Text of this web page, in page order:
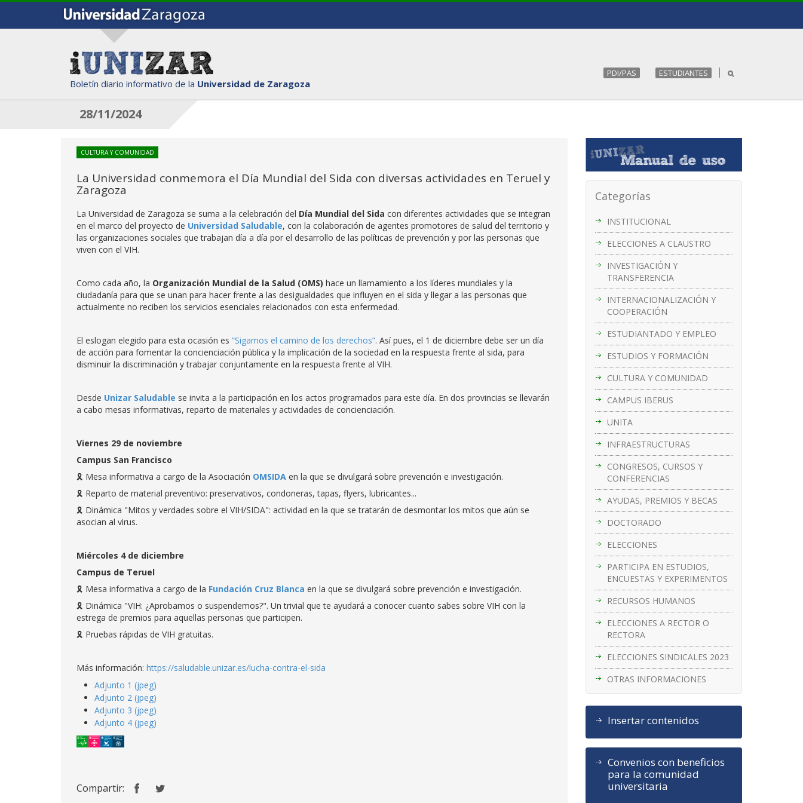
Boletín diario informativo de la Universidad de Zaragoza
PDI/PAS ESTUDIANTES
28/11/2024
Categorías
INSTITUCIONAL
ELECCIONES A CLAUSTRO
INVESTIGACIÓN Y
TRANSFERENCIA
INTERNACIONALIZACIÓN Y
COOPERACIÓN
ESTUDIANTADO Y EMPLEO
ESTUDIOS Y FORMACIÓN
CULTURA Y COMUNIDAD
CAMPUS IBERUS
UNITA
INFRAESTRUCTURAS
CONGRESOS, CURSOS Y
CONFERENCIAS
AYUDAS, PREMIOS Y BECAS
DOCTORADO
ELECCIONES
PARTICIPA EN ESTUDIOS,
ENCUESTAS Y EXPERIMENTOS
RECURSOS HUMANOS
ELECCIONES A RECTOR O
RECTORA
ELECCIONES SINDICALES 2023
OTRAS INFORMACIONES
Insertar contenidos
Convenios con beneficios
para la comunidad
universitaria
CULTURA Y COMUNIDAD
La Universidad conmemora el Día Mundial del Sida con diversas actividades en Teruel y
Zaragoza
La Universidad de Zaragoza se suma a la celebración del Día Mundial del Sida con diferentes actividades que se integran
en el marco del proyecto de Universidad Saludable, con la colaboración de agentes promotores de salud del territorio y
las organizaciones sociales que trabajan día a día por el desarrollo de las políticas de prevención y por las personas que
viven con el VIH.
Como cada año, la Organización Mundial de la Salud (OMS) hace un llamamiento a los líderes mundiales y la
ciudadanía para que se unan para hacer frente a las desigualdades que influyen en el sida y llegar a las personas que
actualmente no reciben los servicios esenciales relacionados con esta enfermedad.
El eslogan elegido para esta ocasión es “Sigamos el camino de los derechos”. Así pues, el 1 de diciembre debe ser un día
de acción para fomentar la concienciación pública y la implicación de la sociedad en la respuesta frente al sida, para
disminuir la discriminación y trabajar conjuntamente en la respuesta frente al VIH.
Desde Unizar Saludable se invita a la participación en los actos programados para este día. En dos provincias se llevarán
a cabo mesas informativas, reparto de materiales y actividades de concienciación.
Viernes 29 de noviembre
Campus San Francisco
🎗 Mesa informativa a cargo de la Asociación OMSIDA en la que se divulgará sobre prevención e investigación.
🎗 Reparto de material preventivo: preservativos, condoneras, tapas, flyers, lubricantes...
🎗 Dinámica "Mitos y verdades sobre el VIH/SIDA": actividad en la que se tratarán de desmontar los mitos que aún se
asocian al virus.
Miércoles 4 de diciembre
Campus de Teruel
🎗 Mesa informativa a cargo de la Fundación Cruz Blanca en la que se divulgará sobre prevención e investigación.
🎗 Dinámica "VIH: ¿Aprobamos o suspendemos?". Un trivial que te ayudará a conocer cuanto sabes sobre VIH con la
estrega de premios para aquellas personas que participen.
🎗 Pruebas rápidas de VIH gratuitas.
Más información: https://saludable.unizar.es/lucha-contra-el-sida
Adjunto 1 (jpeg)
Adjunto 2 (jpeg)
Adjunto 3 (jpeg)
Adjunto 4 (jpeg)
Compartir: